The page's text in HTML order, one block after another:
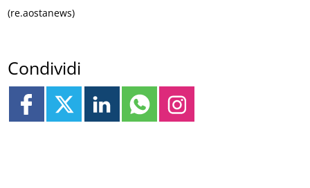
(re.aostanews)
Condividi